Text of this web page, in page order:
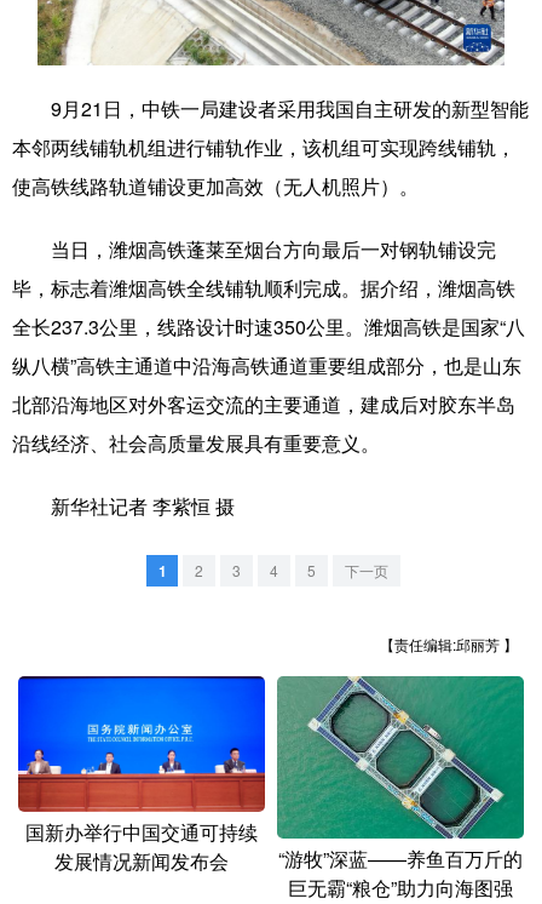
食品 人居 信息化 数字经济
城市 旅游 能源 会展
彩票 娱乐 时尚
公益 一带一路 亚太网 上市公司
文化产业
地方频道
北京 天津 河北
重庆
云南 西藏
陕西 甘肃 青海 宁夏
黑龙江
9月21日，中铁一局建设者采用我国自主研发的新型智能
本邻两线铺轨机组进行铺轨作业，该机组可实现跨线铺轨，
使高铁线路轨道铺设更加高效（无人机照片）。
当日，潍烟高铁蓬莱至烟台方向最后一对钢轨铺设完
毕，标志着潍烟高铁全线铺轨顺利完成。据介绍，潍烟高铁
全长237.3公里，线路设计时速350公里。潍烟高铁是国家“八
纵八横”高铁主通道中沿海高铁通道重要组成部分，也是山东
北部沿海地区对外客运交流的主要通道，建成后对胶东半岛
沿线经济、社会高质量发展具有重要意义。
新华社记者 李紫恒 摄
1 2 3 4 5 下一页
【责任编辑:邱丽芳 】
国新办举行中国交通可持续
发展情况新闻发布会
“游牧”深蓝——养鱼百万斤的
巨无霸“粮仓”助力向海图强